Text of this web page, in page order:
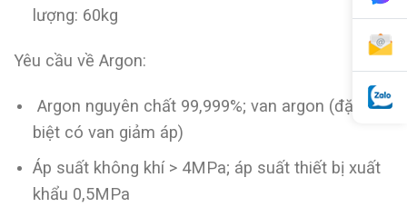
lượng: 60kg
Yêu cầu về Argon:
Argon nguyên chất 99,999%; van argon (đặc
biệt có van giảm áp)
Áp suất không khí > 4MPa; áp suất thiết bị xuất
khẩu 0,5MPa